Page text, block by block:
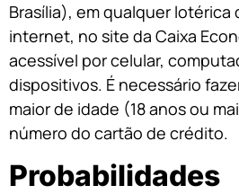
Brasília), em qualquer lotérica
internet, no site da Caixa
acessível por celular,
dispositivos. É necessário
maior de idade (18 anos ou
número do cartão de crédito.
Probabilidades